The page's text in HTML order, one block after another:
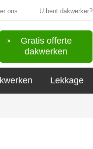
ons U bent dakwerker?
Gratis offerte
dakwerken
Lekkage